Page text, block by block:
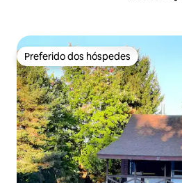
Preferido dos hóspedes
Preferido dos hóspedes